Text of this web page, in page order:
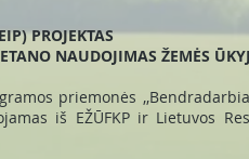
PROJEKTAS
NAUDOJIMAS ŽEMĖS
priemonės
iš EŽŪFKP ir Lietuvos